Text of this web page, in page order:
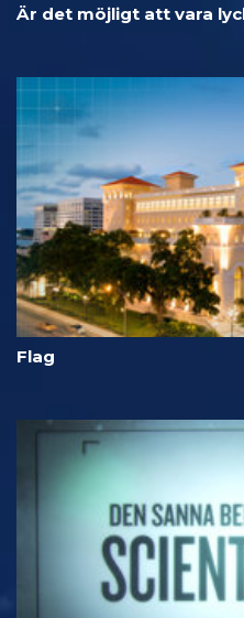
Är det möjligt att vara
Flag